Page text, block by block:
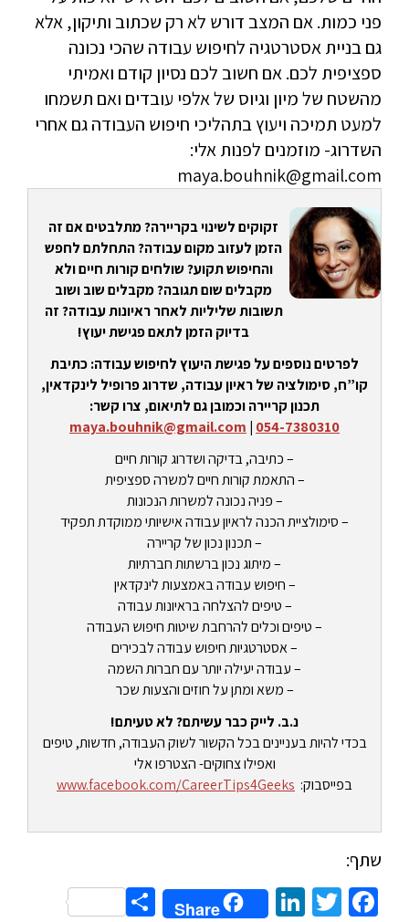
פני כמות. אם המצב דורש לא רק שכתוב ותיקון, אלא
גם בניית אסטרטגיה לחיפוש עבודה שהכי נכונה
ספציפית לכם. אם חשוב לכם נסיון קודם ואמיתי
מהשטח של מיון וגיוס של אלפי עובדים ואם תשמחו
למעט תמיכה ויעוץ בתהליכי חיפוש העבודה גם אחרי
השדרוג- מוזמנים לפנות אלי:
maya.bouhnik@gmail.com
זקוקים לשינוי בקריירה? מתלבטים אם זה
הזמן לעזוב מקום עבודה? התחלתם לחפש
והחיפוש תקוע? שולחים קורות חיים ולא
מקבלים שום תגובה? מקבלים שוב ושוב
תשובות שליליות לאחר ראיונות עבודה? זה
בדיוק הזמן לתאם פגישת יעוץ!
לפרטים נוספים על פגישת היעוץ לחיפוש עבודה: כתיבת
קו”ח, סימולציה של ראיון עבודה, שדרוג פרופיל לינקדאין,
תכנון קריירה וכמובן גם לתיאום, צרו קשר:
054-7380310
|
maya.bouhnik@gmail.com
– כתיבה, בדיקה ושדרוג קורות חיים
– התאמת קורות חיים למשרה ספציפית
– פניה נכונה למשרות הנכונות
– סימולציית הכנה לראיון עבודה אישיותי ממוקדת תפקיד
– תכנון נכון של קריירה
– מיתוג נכון ברשתות חברתיות
– חיפוש עבודה באמצעות לינקדאין
– טיפים להצלחה בראיונות עבודה
– טיפים וכלים להרחבת שיטות חיפוש העבודה
– אסטרטגיות חיפוש עבודה לבכירים
– עבודה יעילה יותר עם חברות השמה
– משא ומתן על חוזים והצעות שכר
נ.ב. לייק כבר עשיתם? לא טעיתם!
בכדי להיות בעניינים בכל הקשור לשוק העבודה, חדשות, טיפים
ואפילו צחוקים- הצטרפו אלי
בפייסבוק: www.facebook.com/CareerTips4Geeks
שתף:
Facebook
Twitter
LinkedIn
Share
Share